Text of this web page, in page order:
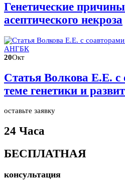
Генетические
асептического некроза
20Окт
Статья Волкова Е.Е. с
теме генетики и
оставьте заявку
24 Часа
БЕСПЛАТНАЯ
консультация